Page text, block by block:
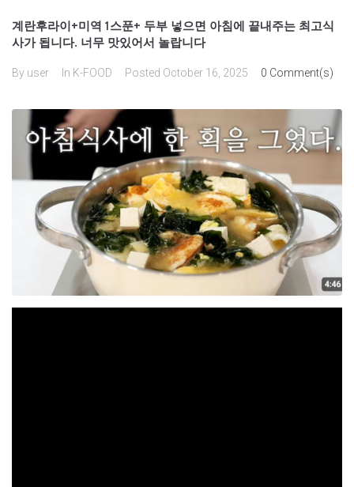
계란후라이+미역 1스푼+ 두부 넣으면 아침에 끝내주는 최고식
사가 됩니다. 너무 맛있어서 놀랍니다
By user In K-FOOD Posted October 16, 2025 0 Comment(s)